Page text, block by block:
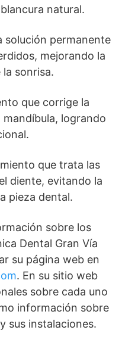
natural.
solución permanente
mejorando la
sonrisa.
que corrige la
logrando
que trata las
diente, evitando la
pieza dental.
sobre los
Dental Gran Vía
su página web en
. En su sitio web
sobre cada uno
información sobre
sus instalaciones.